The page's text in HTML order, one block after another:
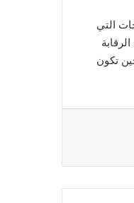
التي
تكون